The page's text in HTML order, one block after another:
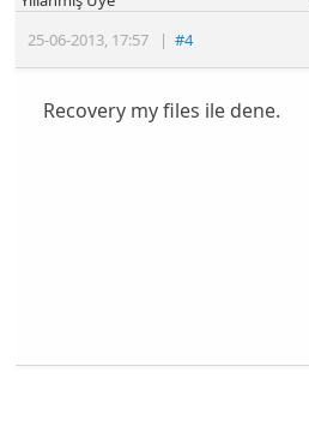
25-06-2013, 17:57 |#4
Recovery my files ile dene.